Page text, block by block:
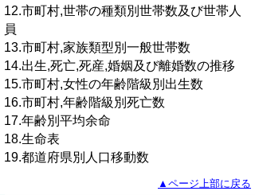
12.市町村,世帯の種類別世帯数及び世帯人
員
13.市町村,家族類型別一般世帯数
14.出生,死亡,死産,婚姻及び離婚数の推移
15.市町村,女性の年齢階級別出生数
16.市町村,年齢階級別死亡数
17.年齢別平均余命
18.生命表
19.都道府県別人口移動数
▲ページ上部に戻る